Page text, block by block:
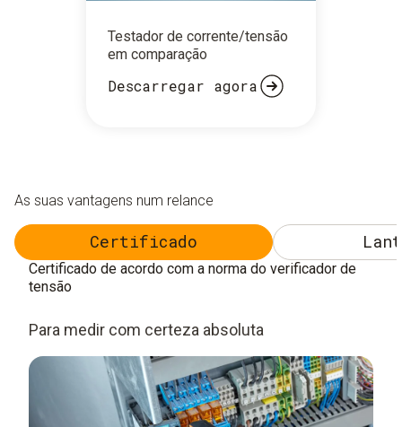
Testador de corrente/tensão
em comparação
Descarregar agora
As suas vantagens num relance
Certificado
Certificado de acordo com a norma do verificador de
tensão
Para medir com certeza absoluta